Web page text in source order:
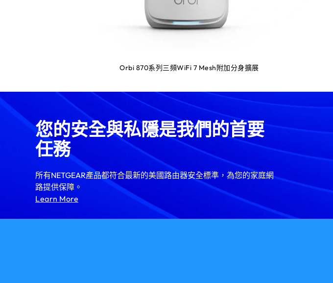
Orbi 870系列三頻WiFi 7 Mesh附加分身擴展
您的安全與私隱是我們的首要
任務
所有NETGEAR產品都符合最新的美國路由器安全標準，為您的家庭網
路提供保障。
Learn More